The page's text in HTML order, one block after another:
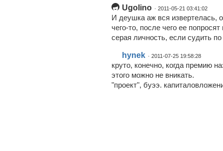
Ugolino · 2011-05-21 03:41:02
И деушка аж вся извертелась,
чего-то, после чего ее
серая личность, если судить
hynek · 2011-07-25 19:58:28
круто, конечно, когда премию
этого можно не вникать.
"проект", буээ.